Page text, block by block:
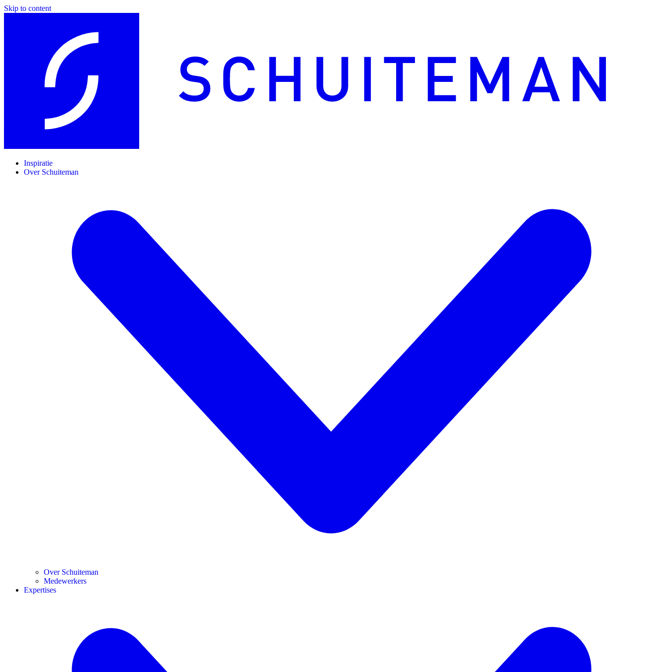
Skip to content
Inspiratie
Over Schuiteman
Over Schuiteman
Medewerkers
Expertises